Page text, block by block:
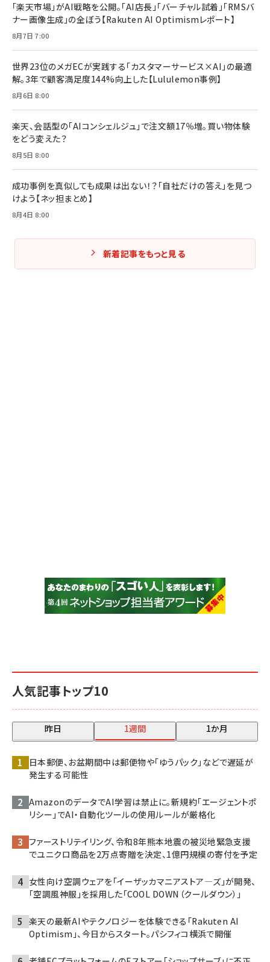
人気記事トップ10
昨日 1週間 1か月
日本郵便、お盆期間中は郵便物や「ゆうパック」などで遅延が
発生する可能性
AmazonのデータでAI学習は禁止に。新規約「エージェントポ
リシー」でAI・自動化ツールの使用ルールが厳格化
ファーストリテイリング、令和8年熊本地震の被災地緊急支援
でユニクロ商品を2万点寄贈を決定、1億円規模の寄付を予定
女性向け空調ウェアを「イーザッカマニアストア―ズ」が開発、
「空調風神服」を採用した「COOL DOWN（クールダウン）」
楽天の最新AIやテクノロジーを体験できる「Rakuten AI
Optimism」、今日からスタート。パシフィコ横浜で開催
「楽天市場」がAI戦略を公開。「AI店長」「バーチャル試着」「RMSバ
ナー画像生成」の全ぼう【Rakuten AI Optimismレポート】
8月7日 7:00
世界23位のメガECが実践する「カスタマーサービス×AI」の最適
解。3年で顧客満足度144%向上した【Lululemon事例】
8月6日 8:00
楽天、会話型の「AIコンシェルジュ」で注文額17％増。買い物体験
をどう変えた？
8月5日 8:00
成功事例を真似しても成果は出ない！？「自社だけの答え」を見つ
けよう【ネッ担まとめ】
8月4日 8:00
新着記事をもっと見る